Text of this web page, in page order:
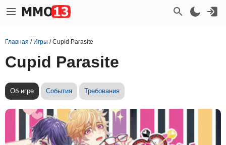
Главная / Игры /Cupid Parasite
Cupid Parasite
Об игре События Требования